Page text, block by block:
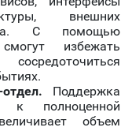
внешних
С помощью
избежать
Поддержка
к полноценной
объем